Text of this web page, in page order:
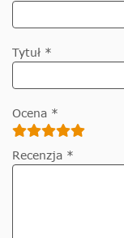
Tytuł *
Ocena *
Recenzja *